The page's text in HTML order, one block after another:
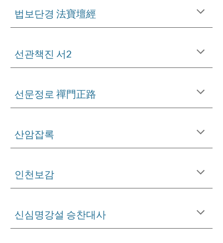
법보단경 法寶壇經
선관책진 서2
선문정로 禪門正路
산암잡록
인천보감
신심명강설 승찬대사